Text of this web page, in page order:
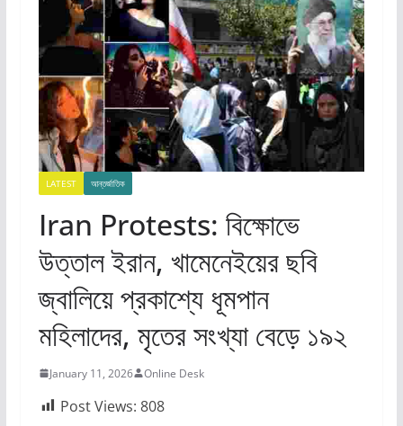
LATEST আন্তর্জাতিক
Iran Protests: বিক্ষোভে
উত্তাল ইরান, খামেনেইয়ের ছবি
জ্বালিয়ে প্রকাশ্যে ধূমপান
মহিলাদের, মৃতের সংখ্যা বেড়ে ১৯২
January 11, 2026 Online Desk
Post Views: 808